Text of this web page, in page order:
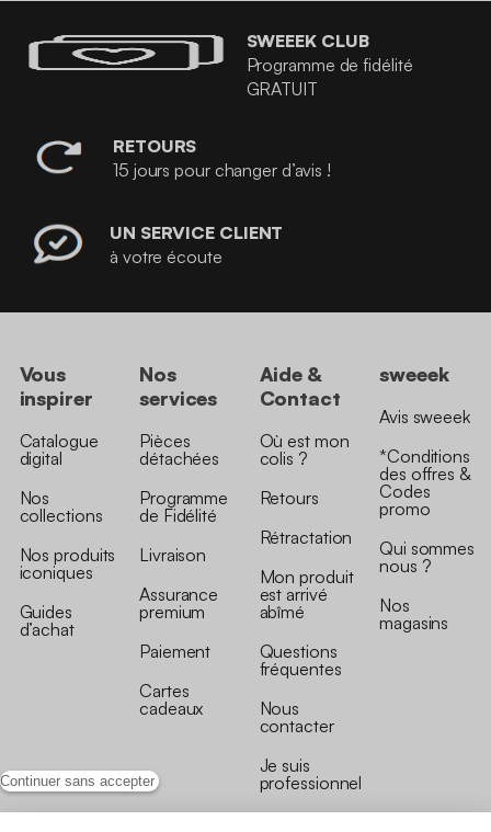
Continuer sans accepter
SWEEEK CLUB
Programme de fidélité
GRATUIT
RETOURS
15 jours pour changer d’avis !
UN SERVICE CLIENT
à votre écoute
Vous
inspirer
Catalogue
digital
Nos
collections
Nos produits
iconiques
Guides
d’achat
Nos
services
Pièces
détachées
Programme
de Fidélité
Livraison
Assurance
premium
Paiement
Cartes
cadeaux
Aide &
Contact
Où est mon
colis ?
Retours
Rétractation
Mon produit
est arrivé
abîmé
Questions
fréquentes
Nous
contacter
Je suis
professionnel
sweeek
Avis sweeek
*Conditions
des offres &
Codes
promo
Qui sommes
nous ?
Nos
magasins